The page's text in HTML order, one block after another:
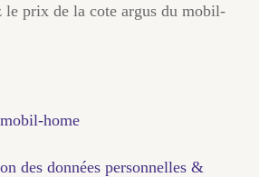
le prix de la cote argus du mobil-
home
des données personnelles &